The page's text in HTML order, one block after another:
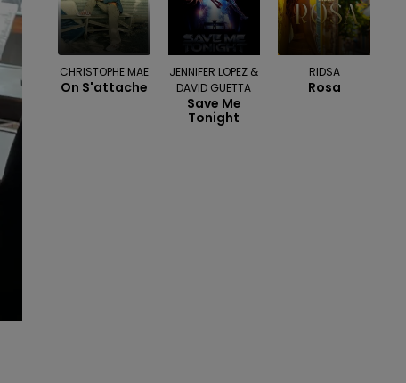
CHRISTOPHE MAE
On S'attache
JENNIFER LOPEZ &
DAVID GUETTA
Save Me
Tonight
RIDSA
Rosa